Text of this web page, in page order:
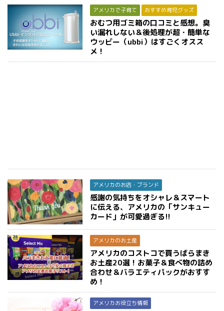
アメリカで子育て おすすめ育児グッズ
おむつ用ゴミ箱の口コミと感想。臭
い漏れしない＆後処理が超・簡単な
ウッビー（ubbi）はすごくオスス
メ！
アメリカのお店・ブランド
感謝の気持ちをオシャレ＆スマート
に伝える、アメリカの「サンキュー
カード」が可愛過ぎる!!
アメリカのお土産
アメリカのコストコで買うばらまき
お土産20選！お菓子＆食べ物の詰め
合わせ＆バラエティパックがおすす
め！
アメリカお役立ち情報